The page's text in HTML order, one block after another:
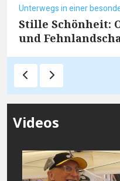
Unterwegs in einer
Stille Schönheit:
und
Videos